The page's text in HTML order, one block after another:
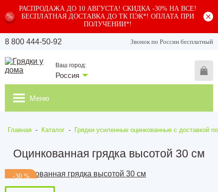
%
РАСПРОДАЖА ДО 10 АВГУСТА! СКИДКА -30% НА ВСЕ!
БЕСПЛАТНАЯ ДОСТАВКА ДО ТК ПЭК*! ОПЛАТА ПРИ
ПОЛУЧЕНИИ*!
8 800 444-50-92 Звонок по России бесплатный
Ваш город:
Россия
Меню
Главная - Каталог - Грядки усиленные оцинкованные с доставкой
Оцинкованная грядка высотой 30 см
-30 %